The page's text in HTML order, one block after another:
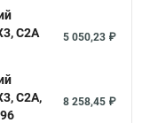
С2A
5 050,23 ₽
С2A,
8 258,45 ₽